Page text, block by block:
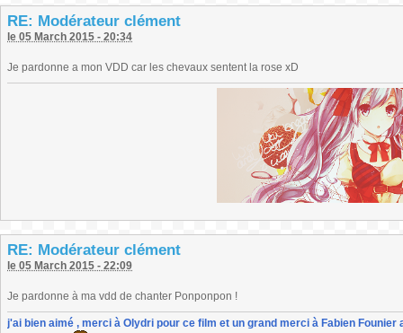
RE: Modérateur clément
le 05 March 2015 - 20:34
Je pardonne a mon VDD car les chevaux sentent la rose xD
RE: Modérateur clément
le 05 March 2015 - 22:09
Je pardonne à ma vdd de chanter Ponponpon !
j'ai bien aimé , merci à Olydri pour ce film et un grand merci à Fabien